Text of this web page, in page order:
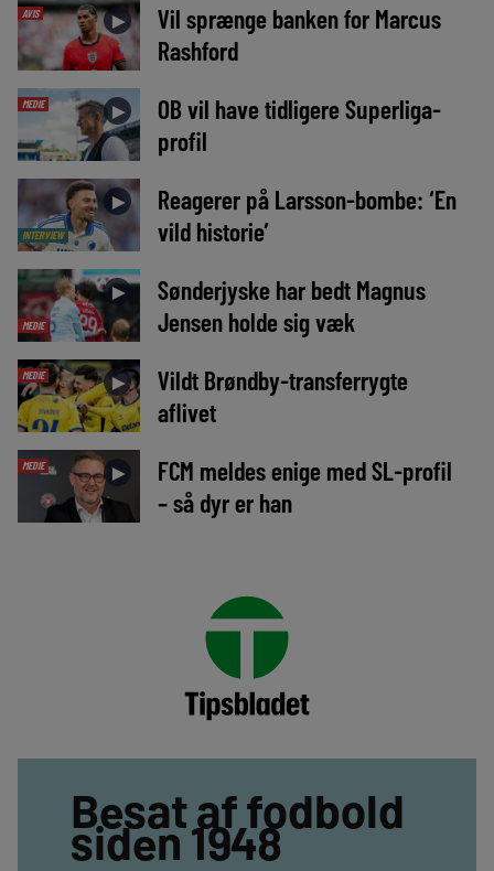
AVIS ►
Vil sprænge banken for Marcus
Rashford
MEDIE ►
OB vil have tidligere Superliga-
profil
INTERVIEW
►
Reagerer på Larsson-bombe: ‘En
vild historie’
MEDIE
►
Sønderjyske har bedt Magnus
Jensen holde sig væk
MEDIE ►
Vildt Brøndby-transferrygte
aflivet
MEDIE ►
FCM meldes enige med SL-profil
– så dyr er han
Besat af fodbold
siden 1948